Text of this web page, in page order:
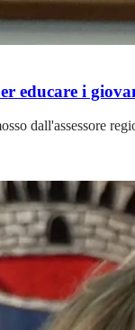
educare i
dall'assessore